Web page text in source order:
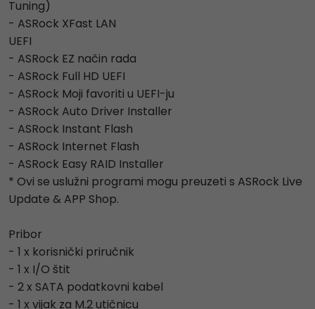
Tuning)
- ASRock XFast LAN
UEFI
- ASRock EZ način rada
- ASRock Full HD UEFI
- ASRock Moji favoriti u UEFI-ju
- ASRock Auto Driver Installer
- ASRock Instant Flash
- ASRock Internet Flash
- ASRock Easy RAID Installer
* Ovi se uslužni programi mogu preuzeti s ASRock Live
Update & APP Shop.
Pribor
- 1 x korisnički priručnik
- 1 x I/O štit
- 2 x SATA podatkovni kabel
- 1 x vijak za M.2 utičnicu